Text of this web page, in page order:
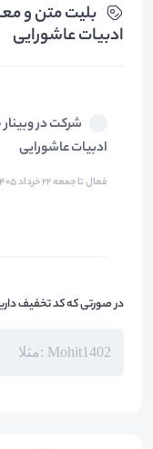
بلیت‌ متن و
ادبیات عاشورایی
شرکت در
ادبیات عاشورایی
فعال تا جمعه ۲۲ خرداد ۱۴۰۵ ، ساعت ۱۰:۲۹
در صورتی که کد تخفیف